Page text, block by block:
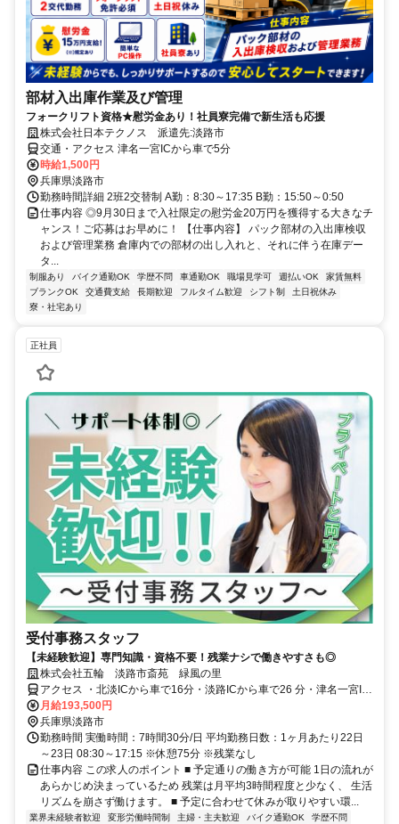
部材入出庫作業及び管理
フォークリフト資格★慰労金あり！社員寮完備で新生活も応援
株式会社日本テクノス 派遣先:淡路市
交通・アクセス 津名一宮ICから車で5分
時給1,500円
兵庫県淡路市
勤務時間詳細 2班2交替制 A勤：8:30～17:35 B勤：15:50～0:50
仕事内容 ◎9月30日まで入社限定の慰労金20万円を獲得する大きなチ
ャンス！ご応募はお早めに！ 【仕事内容】 パック部材の入出庫検収
および管理業務 倉庫内での部材の出し入れと、それに伴う在庫デー
タ...
制服あり バイク通勤OK 学歴不問 車通勤OK 職場見学可 週払いOK
家賃無料
ブランクOK
交通費支給 長期歓迎 フルタイム歓迎 シフト制
土日祝休み
寮・社宅あり
正社員
受付事務スタッフ
【未経験歓迎】専門知識・資格不要！残業ナシで働きやすさも◎
株式会社五輪 淡路市斎苑 緑風の里
アクセス ・北淡ICから車で16分・淡路ICから車で26 分・津名一宮IC
から21分
月給193,500円
兵庫県淡路市
勤務時間 実働時間：7時間30分/日 平均勤務日数：1ヶ月あたり22日
～23日 08:30～17:15 ※休憩75分 ※残業なし
仕事内容 この求人のポイント ■ 予定通りの働き方が可能 1日の流れが
あらかじめ決まっているため 残業は月平均3時間程度と少なく、 生活
リズムを崩さず働けます。 ■ 予定に合わせて休みが取りやすい環...
業界未経験者歓迎 変形労働時間制 主婦・主夫歓迎 バイク通勤OK
学歴不問